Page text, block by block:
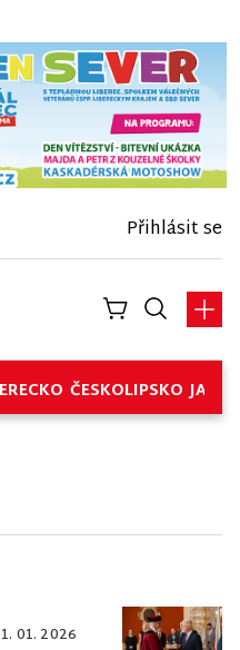
Přihlásit se
ČESKOLIPSKO
01. 2026